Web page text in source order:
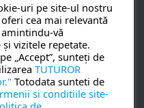
NUNTA SI BOTEZ
uri pe site-ul nostru
cea mai relevantă
vă
vizitele repetate.
„Accept”, sunteți de
TUTUROR
Totodata sunteti de
si conditiile site-